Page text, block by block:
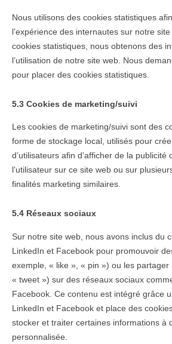
Nous utilisons des cookies statistiques
l’expérience des internautes sur notre
cookies statistiques, nous obtenons des
l’utilisation de notre site web. Nous
pour placer des cookies statistiques.
5.3 Cookies de marketing/suivi
Les cookies de marketing/suivi sont des
forme de stockage local, utilisés pour
d’utilisateurs afin d’afficher de la publicité
l’utilisateur sur ce site web ou sur
finalités marketing similaires.
5.4 Réseaux sociaux
Sur notre site web, nous avons inclus du
LinkedIn et Facebook pour promouvoir
exemple, « like », « pin ») ou les partager
« tweet ») sur des réseaux sociaux
Facebook. Ce contenu est intégré grâce
LinkedIn et Facebook et place des
stocker et traiter certaines informations à
personnalisée.